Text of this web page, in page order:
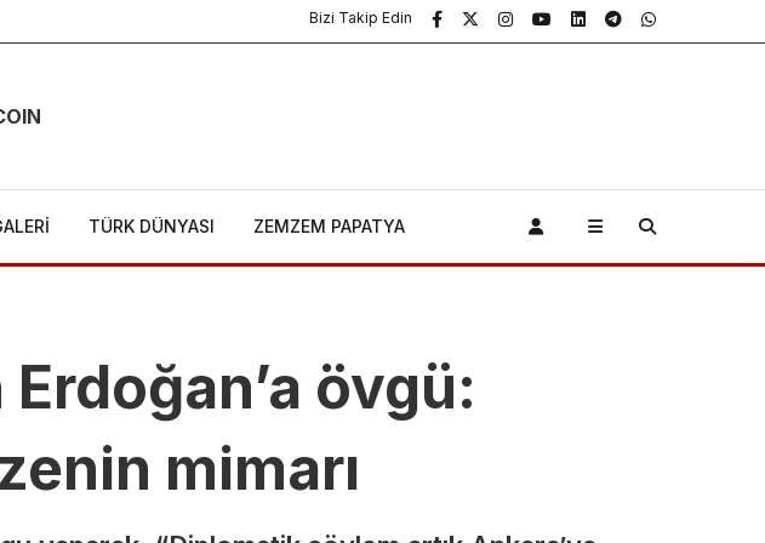
Bizi Takip Edin
TÜRK DÜNYASI ZEMZEM PAPATYA
övgü:
mimarı
Bursa
Kavrulacak!
Dereceye
Çıkıyor, Nem
Uykusuz